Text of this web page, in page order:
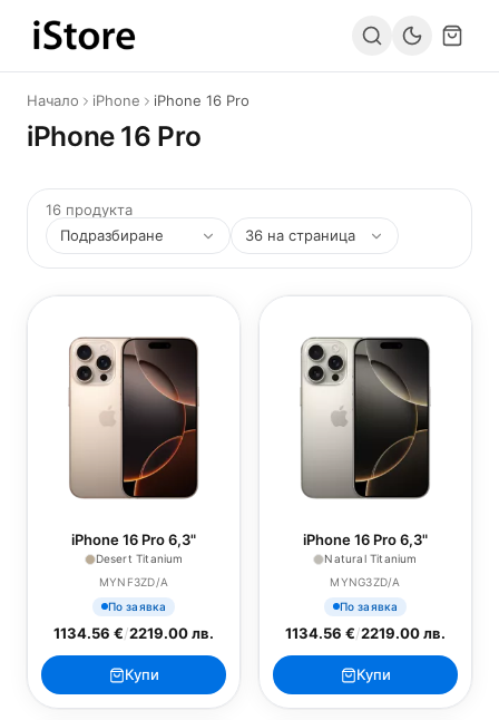
Към съдържанието
Начало iPhone iPhone 16 Pro
iPhone 16 Pro
16 продукта
iPhone 16 Pro 6,3"
Desert Titanium
MYNF3ZD/A
По заявка
1134.56 €/2219.00 лв.
Купи
iPhone 16 Pro 6,3"
Natural Titanium
MYNG3ZD/A
По заявка
1134.56 €/2219.00 лв.
Купи